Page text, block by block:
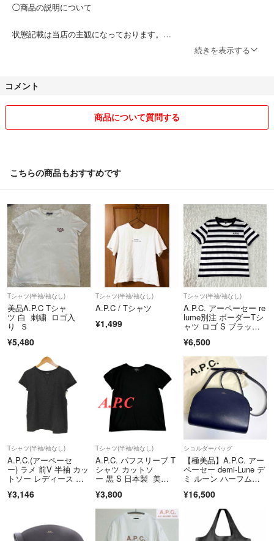
◯商品の説明について
状態記載は当店の主観になっております。
中古品にご理解がない方神経質な方、完璧な商品をお求めのかたはご遠
気になる点についてはご購入前にコメントよりご確認ください。
年代ブランドによって表記サイズより小さい場合大きい場合がございま
購入者様に気持ちよくきていただく為に、寸法も載せております。
表記サイズのみでは無く、お手持ちの服も参考にして頂いて、ご納得の
上ご購入いただきますよう、宜しくお願いします。
稀に届いてから、小さかった、大きかったとご指摘がありますので、購
入前に確認を宜しくお願いします。
◯トラブルについて
トラブル回避の為、いかなる場合でも購入していただいた方を優先させ
て頂きます。
○返品について
完全に当店の責任の場合は着払いでの返品対応いたしますのでご安心く
ださい。
それ以外の場合はご相談となりますのでよろしくお願いします。
続きを表示する
コメント
商品について質問する
こちらの商品もおすすめです
Tシャツ(半袖/袖なし)
美品A.P.C Tシャ
ツ 白 刺繍 ロゴ入
り Ｓ
¥5,480
Tシャツ(半袖/袖なし)
A.P.C / Tシャツ
¥1,499
Tシャツ(半袖/袖なし)
A.P.C. アーペーセー re
lume別注 ボーダーTシ
ャツ ロゴ S ブラック×
¥6,500
Tシャツ(半袖/袖なし)
A.P.C.(アーペーセ
ー) ラメ 前V 半袖 カッ
トソー レディース ト
¥3,146
Tシャツ(半袖/袖なし)
A.P.C. パフスリーブ T
シャツ カットソ
ー 黒 S 日本製 美
¥3,800
ショルダーバッグ
【極美品】A.P.C. アー
ペーセー demi-Lune デ
ミ ルーン ハーフムー
グ レザー ネイビー
¥16,500